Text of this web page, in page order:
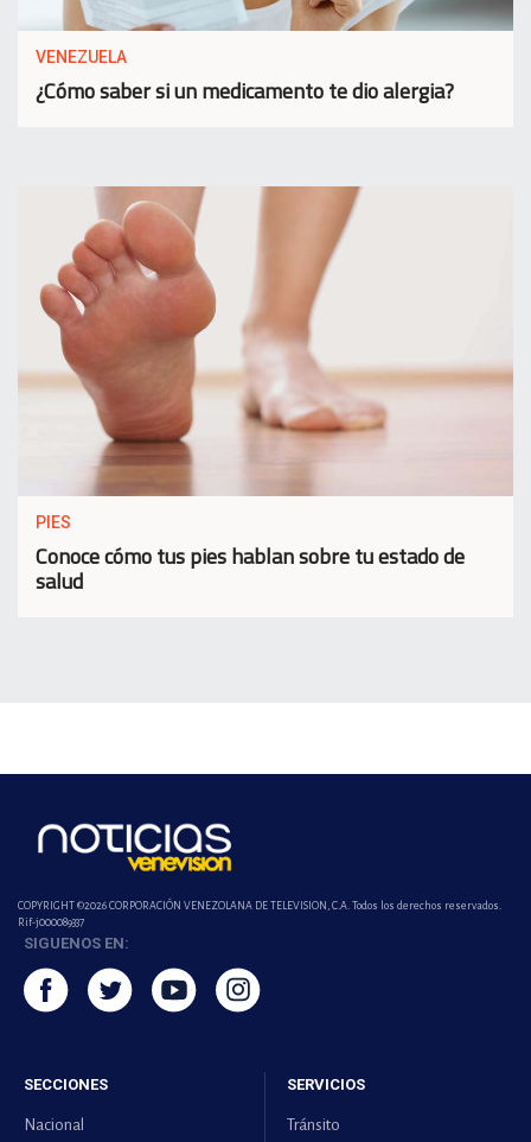
VENEZUELA
¿Cómo saber si un medicamento te dio alergia?
PIES
Conoce cómo tus pies hablan sobre tu estado de
salud
COPYRIGHT ©2026 CORPORACIÓN VENEZOLANA DE TELEVISION, C.A. Todos los derechos reservados.
Rif-j000089337
SIGUENOS EN:
SECCIONES
Nacional
SERVICIOS
Tránsito